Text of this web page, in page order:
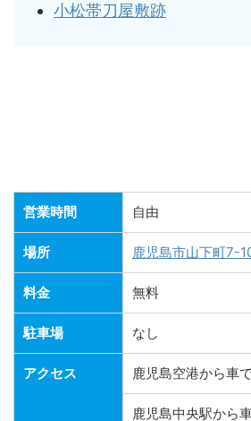
小松帯刀屋敷跡
営業時間 自由
場所 鹿児島市山下町7-
料金 無料
駐車場 なし
アクセス 鹿児島空港から車
鹿児島中央駅から